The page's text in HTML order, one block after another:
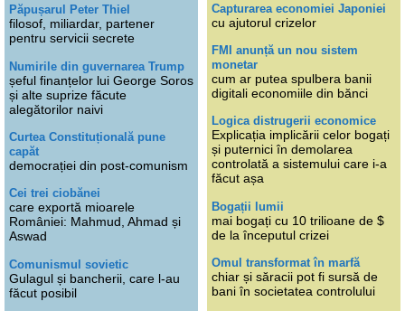
Păpușarul Peter Thiel
filosof, miliardar, partener
pentru servicii secrete
Numirile din guvernarea Trump
șeful finanțelor lui George Soros
și alte suprize făcute
alegătorilor naivi
Curtea Constituțională pune
capăt
democrației din post-comunism
Cei trei ciobănei
care exportă mioarele
României: Mahmud, Ahmad și
Aswad
Comunismul sovietic
Gulagul și bancherii, care l-au
făcut posibil
Capturarea economiei Japoniei
cu ajutorul crizelor
FMI anunță un nou sistem
monetar
cum ar putea spulbera banii
digitali economiile din bănci
Logica distrugerii economice
Explicația implicării celor bogați
și puternici în demolarea
controlată a sistemului care i-a
făcut așa
Bogații lumii
mai bogați cu 10 trilioane de $
de la începutul crizei
Omul transformat în marfă
chiar și săracii pot fi sursă de
bani în societatea controlului